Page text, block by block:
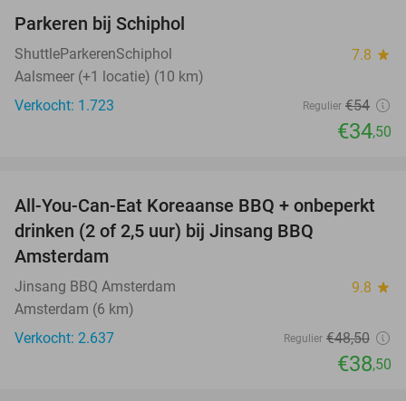
Parkeren bij Schiphol
ShuttleParkerenSchiphol 7.8 star
Aalsmeer (+1 locatie) (10 km)
Verkocht: 1.723
Regulier €54
€34,50
21%
All-You-Can-Eat Koreaanse BBQ + onbeperkt
drinken (2 of 2,5 uur) bij Jinsang BBQ
Amsterdam
Jinsang BBQ Amsterdam 9.8 star
Amsterdam (6 km)
Verkocht: 2.637
Regulier €48,50
€38,50